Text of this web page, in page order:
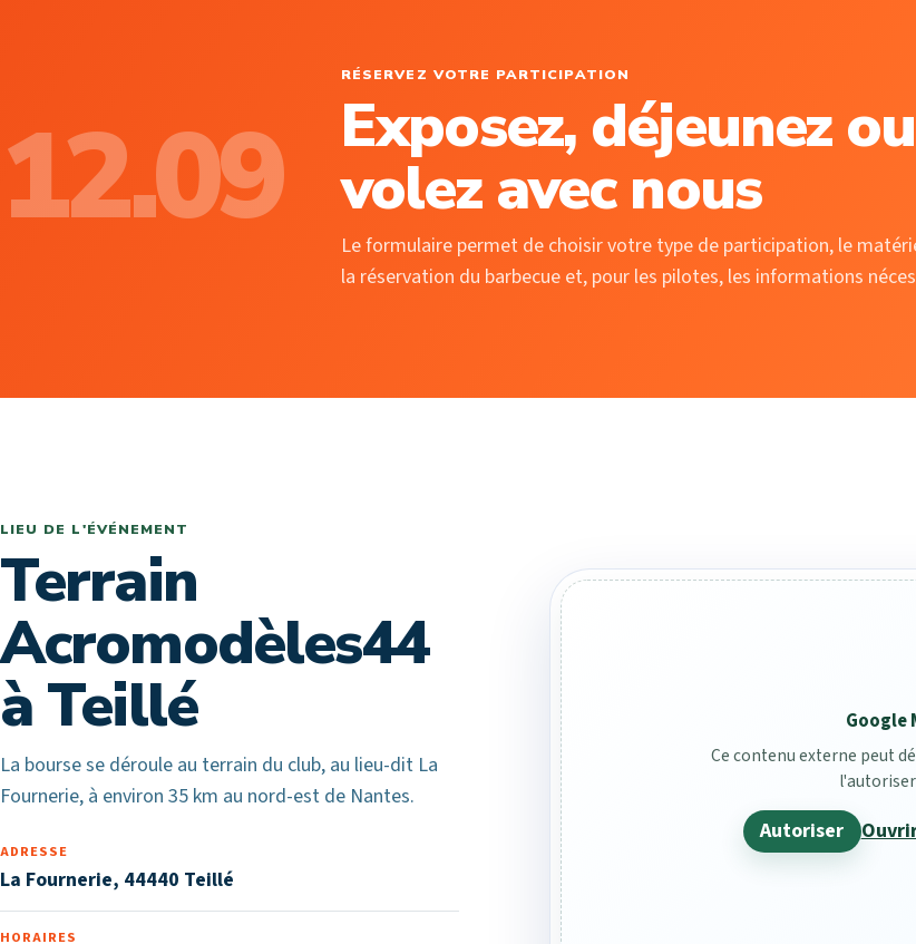
12.09
RÉSERVEZ VOTRE PARTICIPATION
Exposez, déjeunez ou
volez avec nous
Le formulaire permet de choisir votre type de participation, le
la réservation du barbecue et, pour les pilotes, les informations
LIEU DE L'ÉVÉNEMENT
Terrain
Acromodèles44
à Teillé
La bourse se déroule au terrain du club, au lieu-dit La
Fournerie, à environ 35 km au nord-est de Nantes.
ADRESSE
La Fournerie, 44440 Teillé
HORAIRES
Google
Ce contenu externe peut
Autoriser